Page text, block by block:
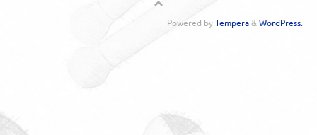
Powered byTempera&WordPress.